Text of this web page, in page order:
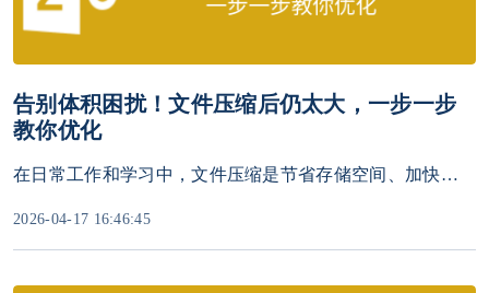
告别体积困扰！文件压缩后仍太大，一步一步
教你优化
在日常工作和学习中，文件压缩是节省存储空间、加快传输速度的常用手段。但有时即使使用了压缩工具（如WinRAR、7-Zip或系统自带压缩功能），文件体积依然超出预期，尤其是视频、图片、PDF等大文件。本文将深入分析原因，并提供多种解决方案，助你高效缩小文件体积。
2026-04-17 16:46:45